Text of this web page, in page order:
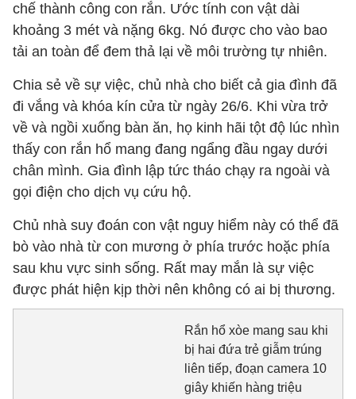
chế thành công con rắn. Ước tính con vật dài
khoảng 3 mét và nặng 6kg. Nó được cho vào bao
tải an toàn để đem thả lại về môi trường tự nhiên.
Chia sẻ về sự việc, chủ nhà cho biết cả gia đình đã
đi vắng và khóa kín cửa từ ngày 26/6. Khi vừa trở
về và ngồi xuống bàn ăn, họ kinh hãi tột độ lúc nhìn
thấy con rắn hổ mang đang ngẩng đầu ngay dưới
chân mình. Gia đình lập tức tháo chạy ra ngoài và
gọi điện cho dịch vụ cứu hộ.
Chủ nhà suy đoán con vật nguy hiểm này có thể đã
bò vào nhà từ con mương ở phía trước hoặc phía
sau khu vực sinh sống. Rất may mắn là sự việc
được phát hiện kịp thời nên không có ai bị thương.
Rắn hổ xòe mang sau khi
bị hai đứa trẻ giẫm trúng
liên tiếp, đoạn camera 10
giây khiến hàng triệu